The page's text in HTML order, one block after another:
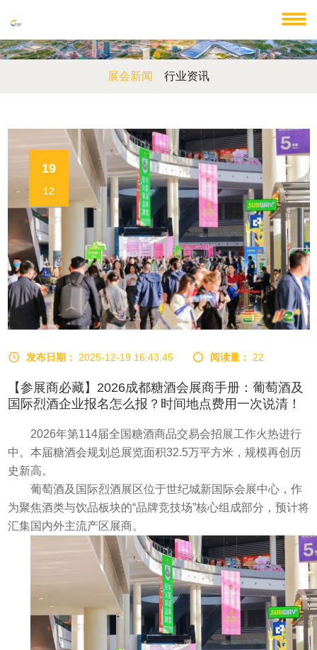
展会新闻 行业资讯
19
12
发布日期： 2025-12-19 16:43:45 阅读量： 22
【参展商必藏】2026成都糖酒会展商手册：葡萄酒及
国际烈酒企业报名怎么报？时间地点费用一次说清！
2026年第114届全国糖酒商品交易会招展工作火热进行
中。本届糖酒会规划总展览面积32.5万平方米，规模再创历
史新高。
葡萄酒及国际烈酒展区位于世纪城新国际会展中心，作
为聚焦酒类与饮品板块的“品牌竞技场”核心组成部分，预计将
汇集国内外主流产区展商。